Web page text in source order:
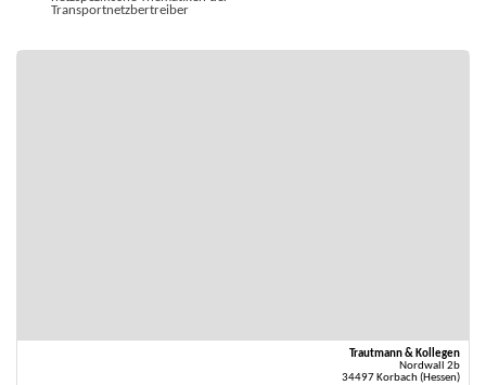
Transportnetzbertreiber
Trautmann & Kollegen
Nordwall 2b
34497 Korbach (Hessen)